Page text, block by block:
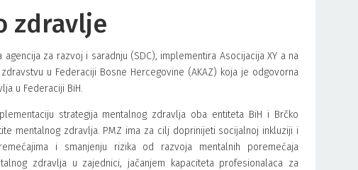
zdravlje
za razvoj i saradnju (SDC), implementira Asocijacija XY a na
u Federaciji Bosne Hercegovine (AKAZ) koja je odgovorna
u Federaciji BiH.
strategija mentalnog zdravlja oba entiteta BiH i Brčko
mentalnog zdravlja. PMZ ima za cilj doprinijeti socijalnoj inkluziji i
i smanjenju rizika od razvoja mentalnih poremećaja
zdravlja u zajednici, jačanjem kapaciteta profesionalaca za